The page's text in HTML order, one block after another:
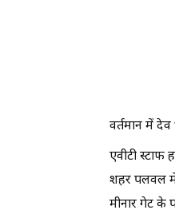
वर्तमान में
एवीटी स्टाफ
शहर पलवल में
मीनार गेट के